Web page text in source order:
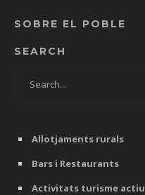
SOBRE EL POBLE
SEARCH
Allotjaments rurals
Bars i Restaurants
Activitats turisme actiu